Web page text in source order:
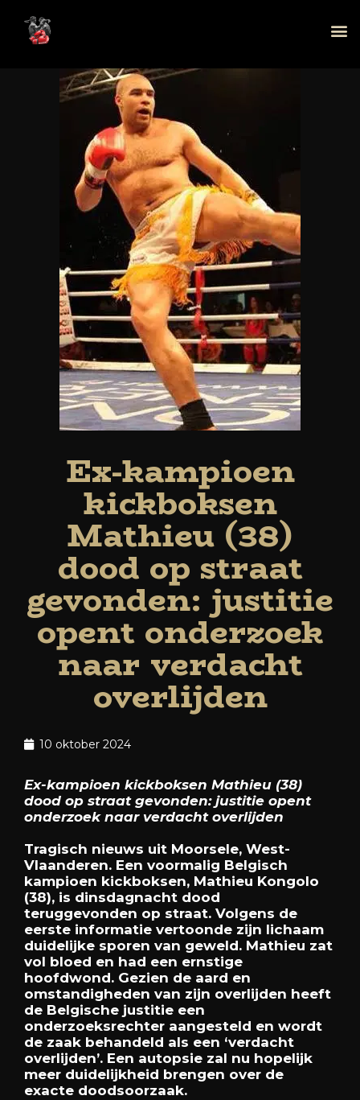
Ex-kampioen
kickboksen
Mathieu (38)
dood op straat
gevonden: justitie
opent onderzoek
naar verdacht
overlijden
10 oktober 2024
Ex-kampioen kickboksen Mathieu (38)
dood op straat gevonden: justitie opent
onderzoek naar verdacht overlijden
Tragisch nieuws uit Moorsele, West-
Vlaanderen. Een voormalig Belgisch
kampioen kickboksen, Mathieu Kongolo
(38), is dinsdagnacht dood
teruggevonden op straat. Volgens de
eerste informatie vertoonde zijn lichaam
duidelijke sporen van geweld. Mathieu zat
vol bloed en had een ernstige
hoofdwond. Gezien de aard en
omstandigheden van zijn overlijden heeft
de Belgische justitie een
onderzoeksrechter aangesteld en wordt
de zaak behandeld als een ‘verdacht
overlijden’. Een autopsie zal nu hopelijk
meer duidelijkheid brengen over de
exacte doodsoorzaak.